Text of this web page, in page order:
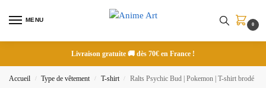
MENU
0
Livraison gratuite 🚚 dès 70€ en France !
Accueil / Type de vêtement / T-shirt / Ralts Psychic Bud | Pokemon | T-shirt brodé